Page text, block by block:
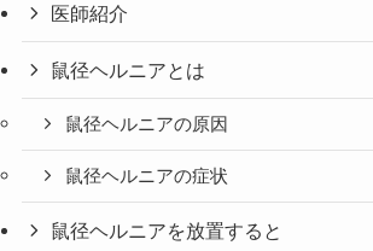
医師紹介
鼠径ヘルニアとは
鼠径ヘルニアの原因
鼠径ヘルニアの症状
鼠径ヘルニアを放置すると